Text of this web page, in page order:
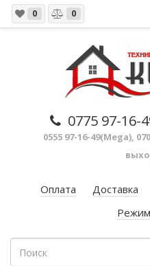
0 0
0775 97-16-
0555 97-16-49(Mega),
Оплата Доставка